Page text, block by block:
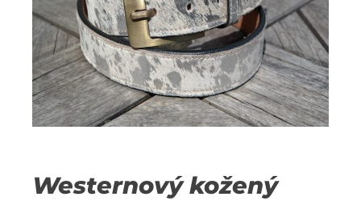
Westernový kožený